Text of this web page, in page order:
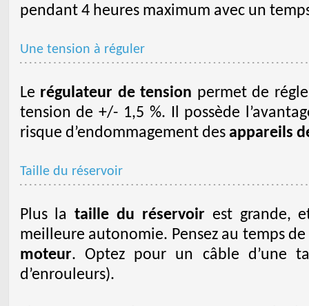
pendant 4 heures maximum avec un
Une tension à réguler
Le régulateur de tension permet de
tension de +/- 1,5 %. Il possède
risque d’endommagement des appareils
Taille du réservoir
Plus lataille du réservoirest grande,
meilleure autonomie. Pensez au temps
moteur. Optez pour un câble d’une
d’enrouleurs).